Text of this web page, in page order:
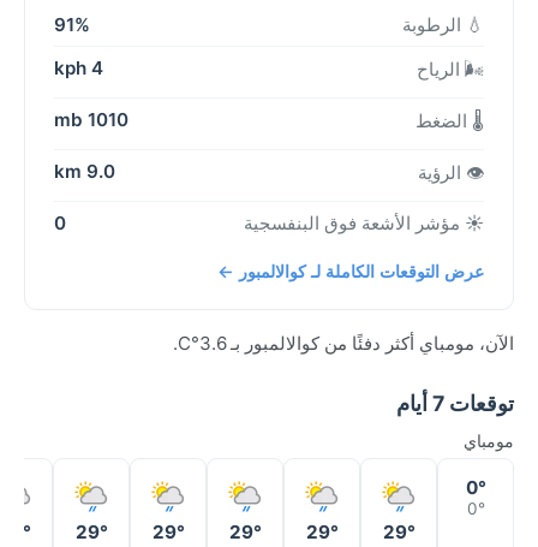
💧 الرطوبة
91%
🌬️ الرياح
4 kph
🌡️ الضغط 1010 mb
👁️ الرؤية 9.0 km
☀️ مؤشر الأشعة فوق البنفسجية 0
عرض التوقعات الكاملة لـ كوالالمبور ←
الآن، مومباي أكثر دفئًا من كوالالمبور بـ 3.6°C.
توقعات 7 أيام
مومباي
0°
0°
29°
29°
29°
29°
29°